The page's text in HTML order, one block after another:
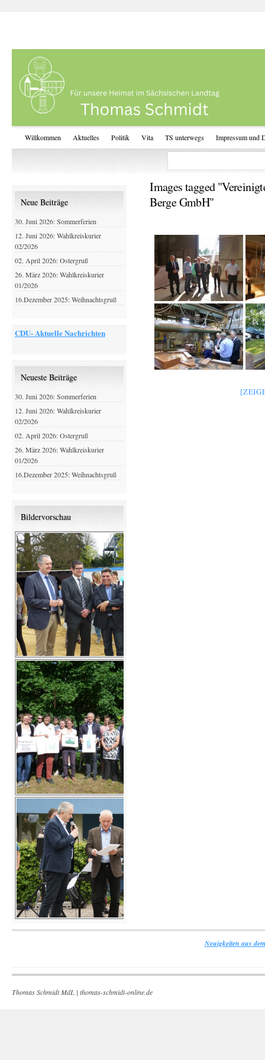
Willkommen Aktuelles Politik Vita TS unterwegs Impressum und
Images tagged
Berge GmbH"
Neue Beiträge
30. Juni 2026: Sommerferien
12. Juni 2026: Wahlkreiskurier
02/2026
02. April 2026: Ostergruß
26. März 2026: Wahlkreiskurier
01/2026
16.Dezember 2025: Weihnachtsgruß
CDU- Aktuelle Nachrichten
Neueste Beiträge
30. Juni 2026: Sommerferien
12. Juni 2026: Wahlkreiskurier
02/2026
02. April 2026: Ostergruß
26. März 2026: Wahlkreiskurier
01/2026
16.Dezember 2025: Weihnachtsgruß
Bildervorschau
Neuigkeiten aus
Thomas Schmidt MdL | thomas-schmidt-online.de